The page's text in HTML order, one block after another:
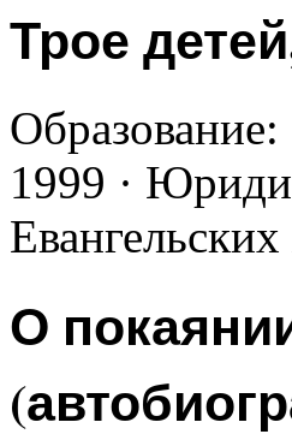
Трое
1999 ·
О